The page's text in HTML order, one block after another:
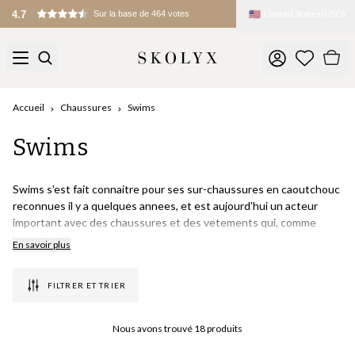
4.7 Sur la base de 464 votes 🇺🇸
Accueil Chaussures Swims
Swims
Swims s'est fait connaitre pour ses sur-chaussures en caoutchouc
reconnues il y a quelques annees, et est aujourd'hui un acteur
important avec des chaussures et des vetements qui, comme
leurs sur-chaussures, combinent le classique et le moderne,
afin d'offrir des articles qui durent longtemps.
Les sur-chaussures en caoutchouc de Swims sont aujourd'hui
En savoir plus
FILTRER ET TRIER
Nous avons trouvé 18produits